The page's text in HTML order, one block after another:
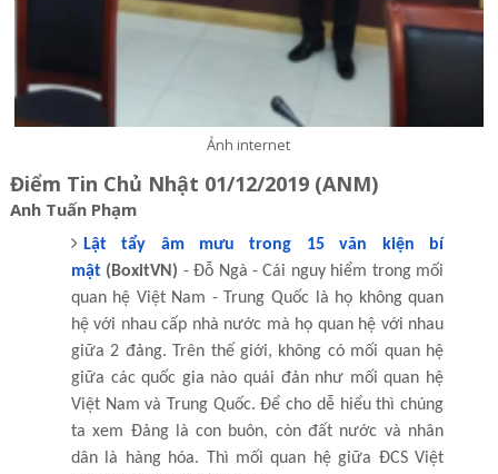
Ảnh internet
Điểm Tin Chủ Nhật 01/12/2019 (ANM)
Anh Tuấn Phạm
Lật tẩy âm mưu trong 15 văn kiện bí
mật(BoxitVN) - Đỗ Ngà - Cái nguy hiểm trong mối
quan hệ Việt Nam - Trung Quốc là họ không quan
hệ với nhau cấp nhà nước mà họ quan hệ với nhau
giữa 2 đảng. Trên thế giới, không có mối quan hệ
giữa các quốc gia nào quái đản như mối quan hệ
Việt Nam và Trung Quốc. Để cho dễ hiểu thì chúng
ta xem Đảng là con buôn, còn đất nước và nhân
dân là hàng hóa. Thì mối quan hệ giữa ĐCS Việt